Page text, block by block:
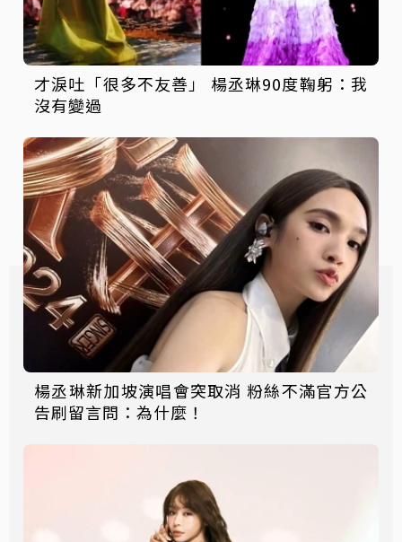
才淚吐「很多不友善」 楊丞琳90度鞠躬：我
沒有變過
楊丞琳新加坡演唱會突取消 粉絲不滿官方公
告刷留言問：為什麼！